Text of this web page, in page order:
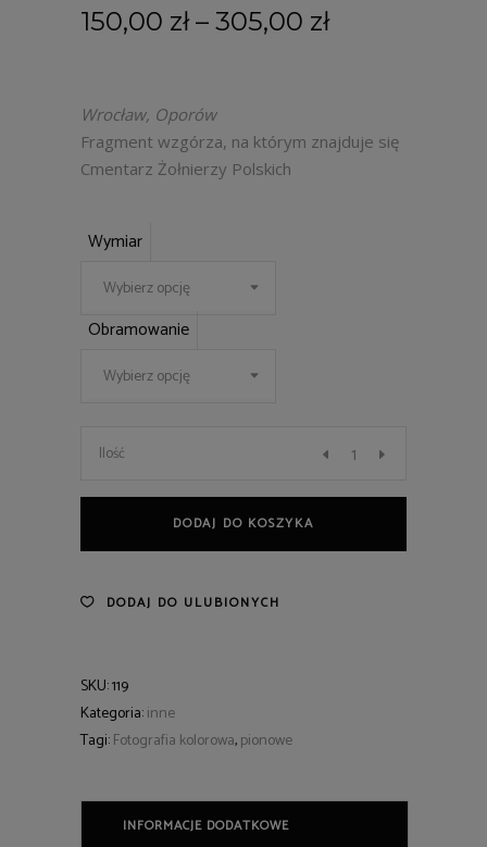
150,00 zł– 305,00 zł
Wrocław, Oporów
Fragment wzgórza, na którym znajduje się
Cmentarz Żołnierzy Polskich
Wymiar
Wybierz opcję
Obramowanie
Wybierz opcję
19
Ilość
DODAJ DO KOSZYKA
DODAJ DO ULUBIONYCH
SKU:119
Kategoria:inne
Tagi:Fotografia kolorowa,pionowe
INFORMACJE DODATKOWE